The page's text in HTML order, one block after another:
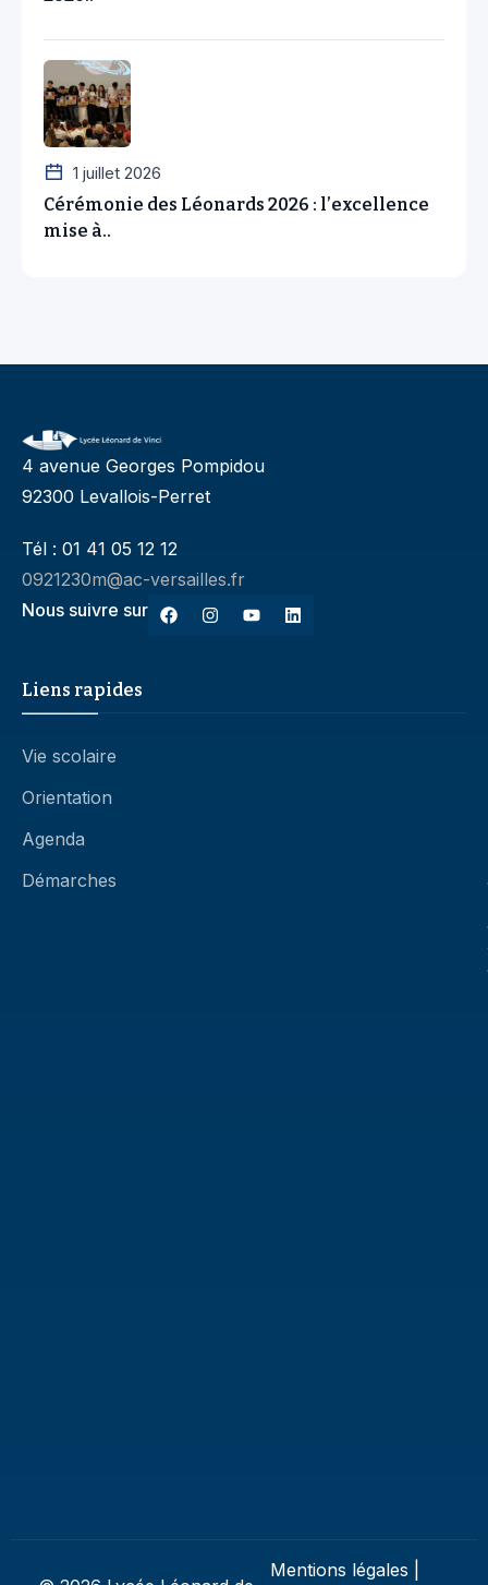
1 juillet 2026
Cérémonie des Léonards 2026 : l’excellence
mise à..
4 avenue Georges Pompidou
92300 Levallois-Perret
Tél : 01 41 05 12 12
0921230m@ac-versailles.fr
Nous suivre sur
Liens rapides
Vie scolaire
Orientation
Agenda
Démarches
Mentions légales